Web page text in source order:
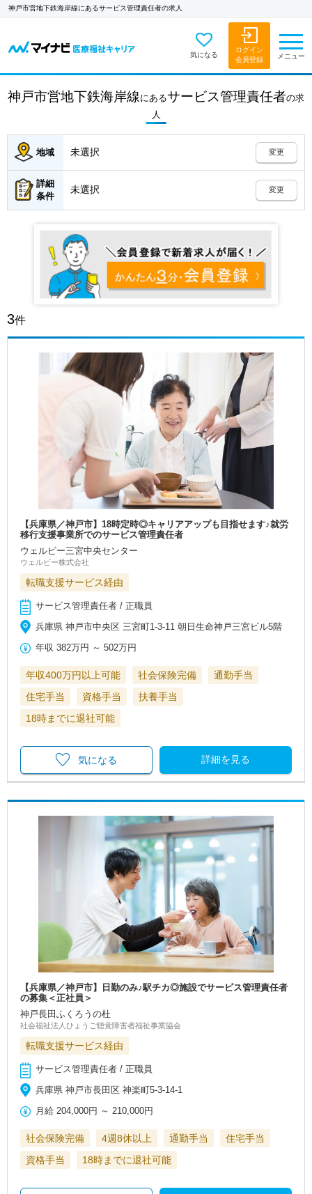
神戸市営地下鉄海岸線にあるサービス管理責任者の求人
気になる
ログイン
会員登録
メニュー
神戸市営地下鉄海岸線 にあるサービス管理責任者の求
人
地域 未選択 変更
詳細
条件
未選択 変更
3件
【兵庫県／神戸市】18時定時◎キャリアアップも目指せます♪就労
移行支援事業所でのサービス管理責任者
ウェルビー三宮中央センター
ウェルビー株式会社
転職支援サービス経由
サービス管理責任者 / 正職員
兵庫県 神戸市中央区 三宮町1-3-11 朝日生命神戸三宮ビル5階
年収 382万円 ～502万円
年収400万円以上可能 社会保険完備
通勤手当
住宅手当
資格手当
扶養手当
18時までに退社可能
詳細を見る
気になる
【兵庫県／神戸市】日勤のみ♪駅チカ◎施設でサービス管理責任者
の募集＜正社員＞
神戸長田ふくろうの杜
社会福祉法人ひょうご聴覚障害者福祉事業協会
転職支援サービス経由
サービス管理責任者 / 正職員
兵庫県 神戸市長田区 神楽町5-3-14-1
月給 204,000円 ～ 210,000円
社会保険完備 4週8休以上 通勤手当
住宅手当
資格手当
18時までに退社可能